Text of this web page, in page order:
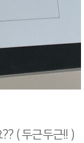
( 두근두근!! )